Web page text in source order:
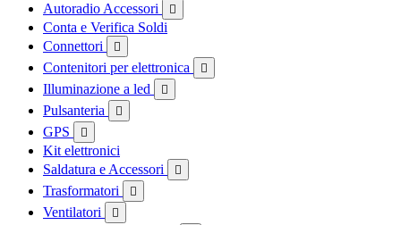
Autoradio Accessori

Conta e Verifica Soldi
Connettori

Contenitori per elettronica 
Illuminazione a led 
Pulsanteria 
GPS 
Kit elettronici
Saldatura e Accessori

Trasformatori 
Ventilatori 